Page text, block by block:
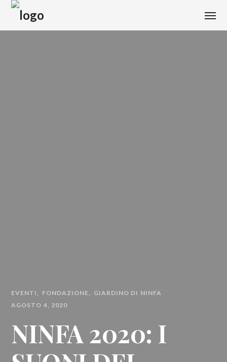
EVENTI FONDAZIONE
GIARDINO DI NINFA
AGOSTO 4, 2020
NINFA 2020: I